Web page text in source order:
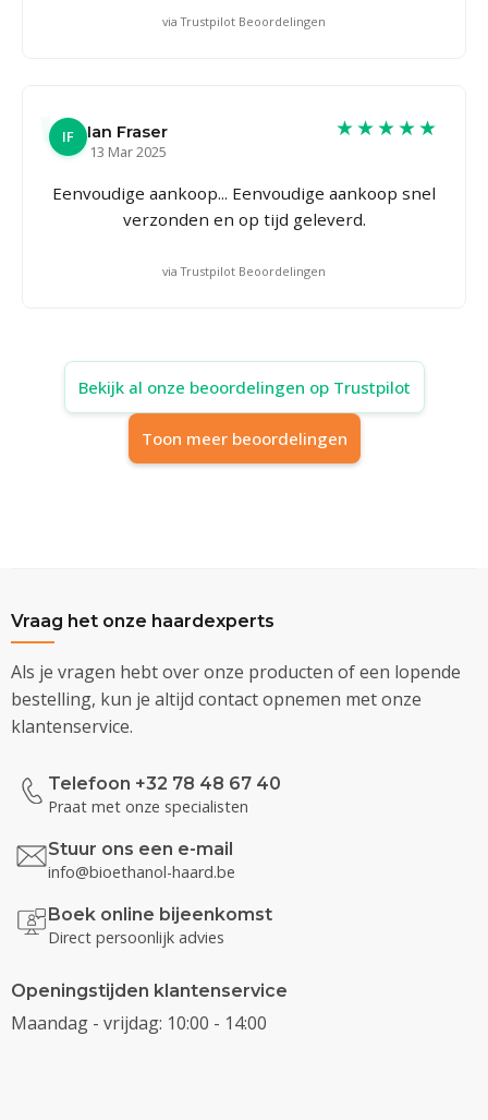
via Trustpilot Beoordelingen
IF
Ian Fraser
13 Mar 2025
★★★★★
Eenvoudige aankoop... Eenvoudige aankoop snel
verzonden en op tijd geleverd.
via Trustpilot Beoordelingen
Bekijk al onze beoordelingen op Trustpilot
Toon meer beoordelingen
Vraag het onze haardexperts
Als je vragen hebt over onze producten of een lopende
bestelling, kun je altijd contact opnemen met onze
klantenservice.
Telefoon +32 78 48 67 40
Praat met onze specialisten
Stuur ons een e-mail
info@bioethanol-haard.be
Boek online bijeenkomst
Direct persoonlijk advies
Openingstijden klantenservice
Maandag - vrijdag: 10:00 - 14:00